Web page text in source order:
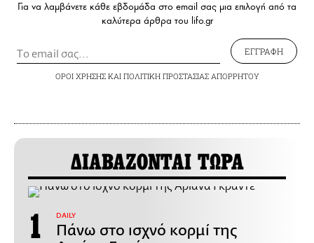
Για να λαμβάνετε κάθε εβδομάδα στο email σας μια επιλογή από τα
καλύτερα άρθρα του lifo.gr
ΕΓΓΡΑΦΗ
ΟΡΟΙ ΧΡΗΣΗΣΚΑΙ ΠΟΛΙΤΙΚΗ ΠΡΟΣΤΑΣΙΑΣ ΑΠΟΡΡΗΤΟΥ
ΔΙΑΒΑΖΟΝΤΑΙ ΤΩΡΑ
DAILY
Πάνω στο ισχνό κορμί της